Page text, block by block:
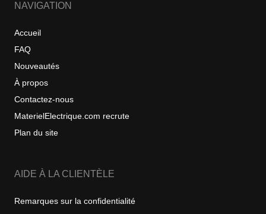
NAVIGATION
Accueil
FAQ
Nouveautés
À propos
Contactez-nous
MaterielElectrique.com recrute
Plan du site
AIDE À LA CLIENTÈLE
Remarques sur la confidentialité